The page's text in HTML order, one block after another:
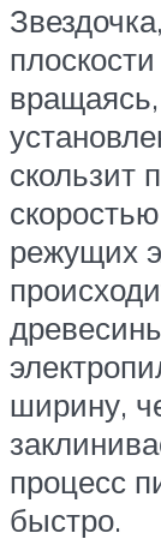
скользит
режущих
ширину,
процесс
быстро.